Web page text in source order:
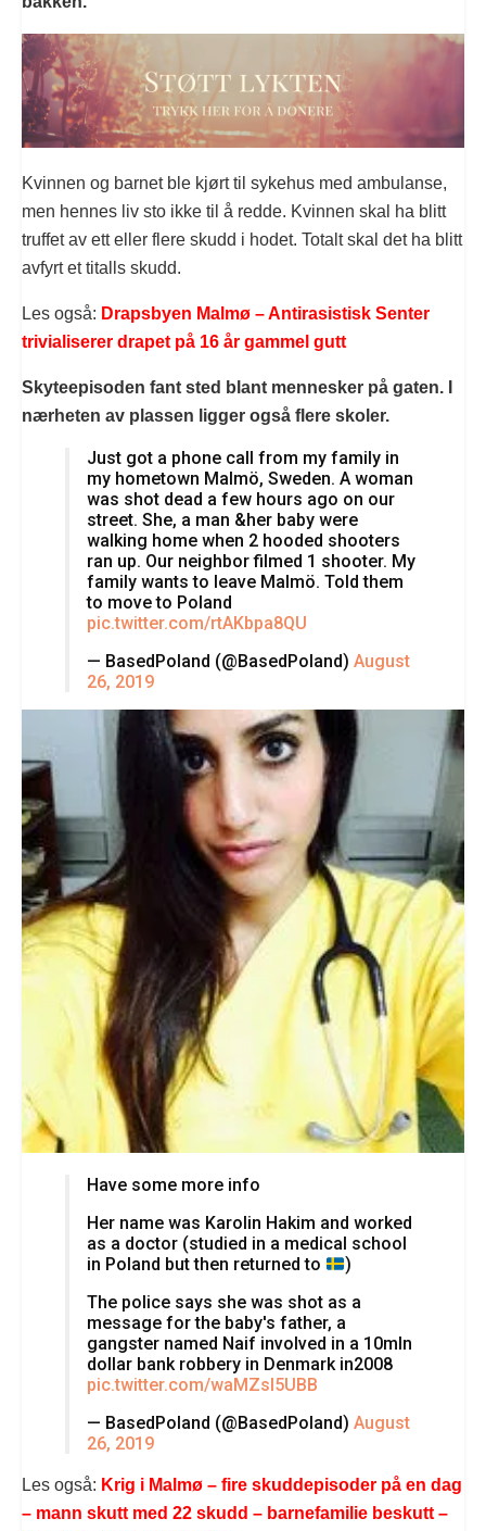
Kvinnen og barnet ble kjørt til sykehus med ambulanse,
men hennes liv sto ikke til å redde. Kvinnen skal ha blitt
truffet av ett eller flere skudd i hodet. Totalt skal det ha blitt
avfyrt et titalls skudd.
Les også: Drapsbyen Malmø – Antirasistisk Senter
trivialiserer drapet på 16 år gammel gutt
Skyteepisoden fant sted blant mennesker på gaten. I
nærheten av plassen ligger også flere skoler.
Just got a phone call from my family in
my hometown Malmö, Sweden. A woman
was shot dead a few hours ago on our
street. She, a man &her baby were
walking home when 2 hooded shooters
ran up. Our neighbor filmed 1 shooter. My
family wants to leave Malmö. Told them
to move to Poland
pic.twitter.com/rtAKbpa8QU
— BasedPoland (@BasedPoland) August
26, 2019
Have some more info
Her name was Karolin Hakim and worked
as a doctor (studied in a medical school
in Poland but then returned to
)
The police says she was shot as a
message for the baby's father, a
gangster named Naif involved in a 10mln
dollar bank robbery in Denmark in2008
pic.twitter.com/waMZsl5UBB
— BasedPoland (@BasedPoland) August
26, 2019
Les også: Krig i Malmø – fire skuddepisoder på en dag
– mann skutt med 22 skudd – barnefamilie beskutt –